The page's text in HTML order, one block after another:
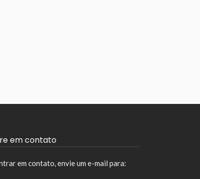
em contato
em contato, envie um e-mail para: